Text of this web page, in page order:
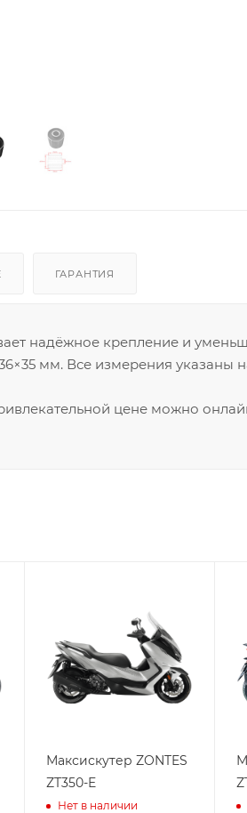
ГАРАНТИЯ
надёжное крепление и
мм. Все измерения указаны
цене можно
Максискутер ZONTES
ZT350-E
Нет в наличии